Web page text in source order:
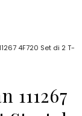
4F720 Set di 2 T-